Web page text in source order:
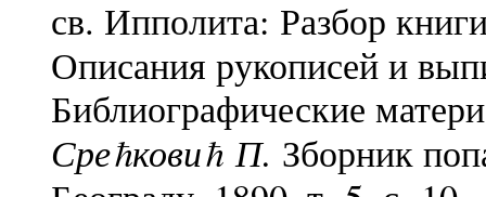
св. Ипполита: Разбор
Описания рукописей и
Библиографические
Среħковиħ П. Зборник